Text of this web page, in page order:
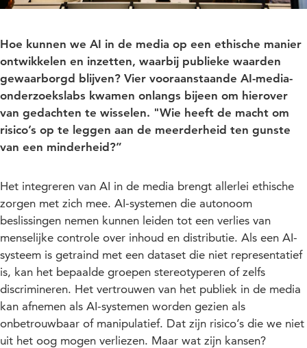
Hoe kunnen we AI in de media op een ethische manier
ontwikkelen en inzetten, waarbij publieke waarden
gewaarborgd blijven? Vier vooraanstaande AI-media-
onderzoekslabs kwamen onlangs bijeen om hierover
van gedachten te wisselen. "Wie heeft de macht om
risico’s op te leggen aan de meerderheid ten gunste
van een minderheid?”
Het integreren van AI in de media brengt allerlei ethische
zorgen met zich mee. AI-systemen die autonoom
beslissingen nemen kunnen leiden tot een verlies van
menselijke controle over inhoud en distributie. Als een AI-
systeem is getraind met een dataset die niet representatief
is, kan het bepaalde groepen stereotyperen of zelfs
discrimineren. Het vertrouwen van het publiek in de media
kan afnemen als AI-systemen worden gezien als
onbetrouwbaar of manipulatief. Dat zijn risico’s die we niet
uit het oog mogen verliezen. Maar wat zijn kansen?